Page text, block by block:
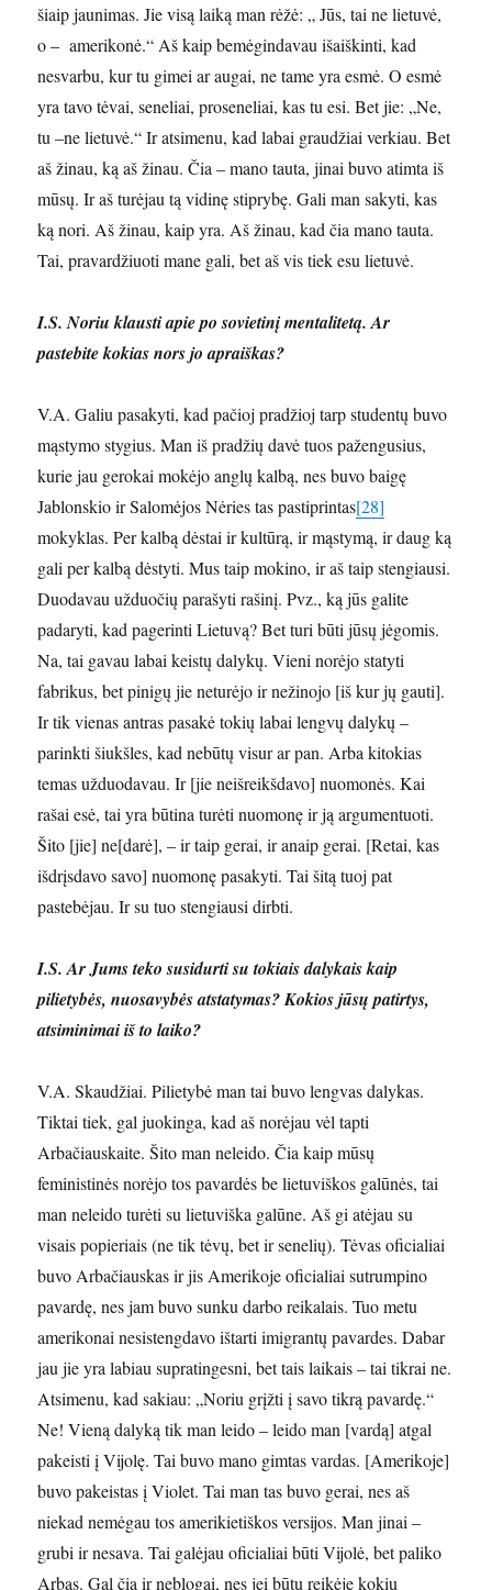
šiaip jaunimas. Jie visą laiką man rėžė: „ Jūs, tai ne lietuvė,
o – amerikonė.“ Aš kaip bemėgindavau išaiškinti, kad
nesvarbu, kur tu gimei ar augai, ne tame yra esmė. O esmė
yra tavo tėvai, seneliai, proseneliai, kas tu esi. Bet jie: „Ne,
tu –ne lietuvė.“ Ir atsimenu, kad labai graudžiai verkiau. Bet
aš žinau, ką aš žinau. Čia – mano tauta, jinai buvo atimta iš
mūsų. Ir aš turėjau tą vidinę stiprybę. Gali man sakyti, kas
ką nori. Aš žinau, kaip yra. Aš žinau, kad čia mano tauta.
Tai, pravardžiuoti mane gali, bet aš vis tiek esu lietuvė.
I.S. Noriu klausti apie po sovietinį mentalitetą. Ar
pastebite kokias nors jo apraiškas?
V.A. Galiu pasakyti, kad pačioj pradžioj tarp studentų buvo
mąstymo stygius. Man iš pradžių davė tuos pažengusius,
kurie jau gerokai mokėjo anglų kalbą, nes buvo baigę
Jablonskio ir Salomėjos Nėries tas pastiprintas[28]
mokyklas. Per kalbą dėstai ir kultūrą, ir mąstymą, ir daug ką
gali per kalbą dėstyti. Mus taip mokino, ir aš taip stengiausi.
Duodavau užduočių parašyti rašinį. Pvz., ką jūs galite
padaryti, kad pagerinti Lietuvą? Bet turi būti jūsų jėgomis.
Na, tai gavau labai keistų dalykų. Vieni norėjo statyti
fabrikus, bet pinigų jie neturėjo ir nežinojo [iš kur jų gauti].
Ir tik vienas antras pasakė tokių labai lengvų dalykų –
parinkti šiukšles, kad nebūtų visur ar pan. Arba kitokias
temas užduodavau. Ir [jie neišreikšdavo] nuomonės. Kai
rašai esė, tai yra būtina turėti nuomonę ir ją argumentuoti.
Šito [jie] ne[darė], – ir taip gerai, ir anaip gerai. [Retai, kas
išdrįsdavo savo] nuomonę pasakyti. Tai šitą tuoj pat
pastebėjau. Ir su tuo stengiausi dirbti.
I.S. Ar Jums teko susidurti su tokiais dalykais kaip
pilietybės, nuosavybės atstatymas? Kokios jūsų patirtys,
atsiminimai iš to laiko?
V.A. Skaudžiai. Pilietybė man tai buvo lengvas dalykas.
Tiktai tiek, gal juokinga, kad aš norėjau vėl tapti
Arbačiauskaite. Šito man neleido. Čia kaip mūsų
feministinės norėjo tos pavardės be lietuviškos galūnės, tai
man neleido turėti su lietuviška galūne. Aš gi atėjau su
visais popieriais (ne tik tėvų, bet ir senelių). Tėvas oficialiai
buvo Arbačiauskas ir jis Amerikoje oficialiai sutrumpino
pavardę, nes jam buvo sunku darbo reikalais. Tuo metu
amerikonai nesistengdavo ištarti imigrantų pavardes. Dabar
jau jie yra labiau supratingesni, bet tais laikais – tai tikrai ne.
Atsimenu, kad sakiau: „Noriu grįžti į savo tikrą pavardę.“
Ne! Vieną dalyką tik man leido – leido man [vardą] atgal
pakeisti į Vijolę. Tai buvo mano gimtas vardas. [Amerikoje]
buvo pakeistas į Violet. Tai man tas buvo gerai, nes aš
niekad nemėgau tos amerikietiškos versijos. Man jinai –
grubi ir nesava. Tai galėjau oficialiai būti Vijolė, bet paliko
Arbas. Gal čia ir neblogai, nes jei būtų reikėję kokių